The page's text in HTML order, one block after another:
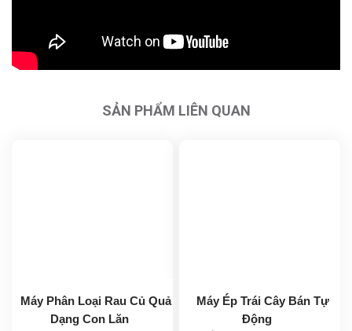
SẢN PHẨM LIÊN QUAN
Máy Phân Loại Rau Củ Quả
Dạng Con Lăn
Máy Ép Trái Cây Bán Tự
Động